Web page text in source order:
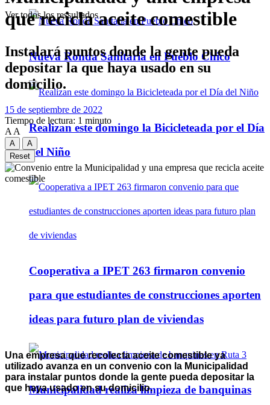
Nueva Ronda Sanitaria en Pueblo Chico
Realizan este domingo la Bicicleteada por el Día
del Niño
Cooperativa a IPET 263 firmaron convenio
para que estudiantes de construcciones aporten
ideas para futuro plan de viviendas
Municipalidad realiza limpieza de banquinas
Ver todos los ressultados
que recicla aceite comestible
Instalará puntos donde la gente pueda
depositar la que haya usado en su
domicilio.
15 de septiembre de 2022
Tiempo de lectura: 1 minuto
A A
A
A
Reset
Una empresa que recolecta aceite comestible ya
utilizado avanza en un convenio con la Municipalidad
para instalar puntos donde la gente pueda depositar la
que haya usado en su domicilio.